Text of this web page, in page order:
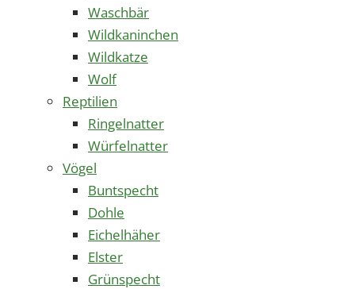
Waschbär
Wildkaninchen
Wildkatze
Wolf
Reptilien
Ringelnatter
Würfelnatter
Vögel
Buntspecht
Dohle
Eichelhäher
Elster
Grünspecht